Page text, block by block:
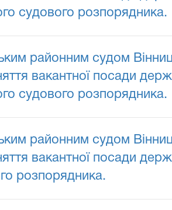
судового розпорядника.
районним судом
вакантної посади
судового розпорядника.
районним судом
вакантної посади
розпорядника.